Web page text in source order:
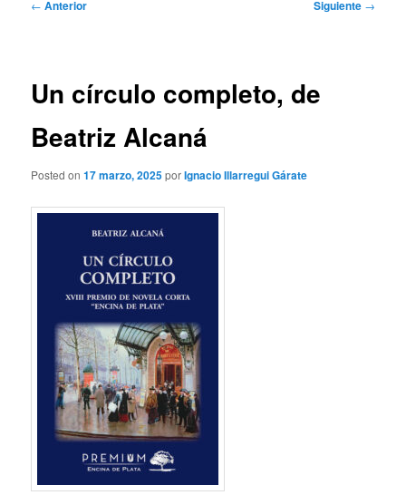
← Anterior Siguiente →
Un círculo completo, de
Beatriz Alcaná
Posted on17 marzo, 2025porIgnacio Illarregui Gárate